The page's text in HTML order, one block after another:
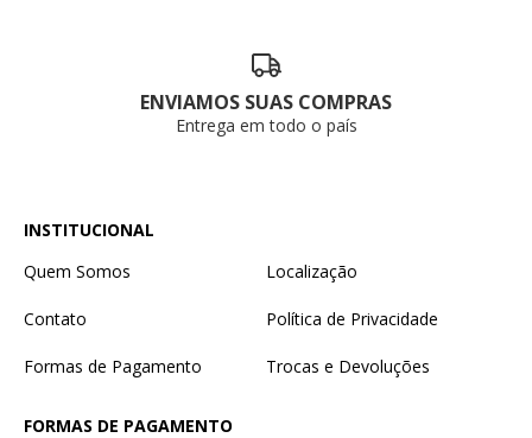
ENVIAMOS SUAS COMPRAS
Entrega em todo o país
INSTITUCIONAL
Quem Somos
Localização
Contato Política de Privacidade
Formas de Pagamento Trocas e Devoluções
FORMAS DE PAGAMENTO